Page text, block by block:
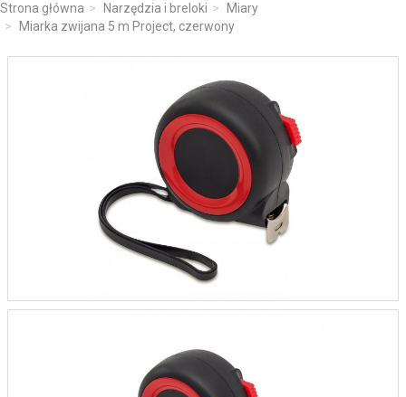
Strona główna Narzędzia i breloki
Miary
Miarka zwijana 5 m Project, czerwony